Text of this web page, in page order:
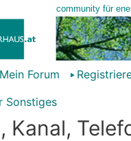
Mein Forum
Sonstiges
Kanal,